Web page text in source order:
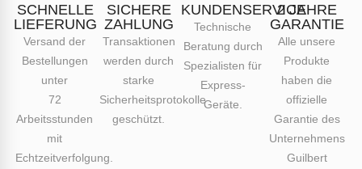
SCHNELLE
LIEFERUNG
Versand der
Bestellungen
unter
72
Arbeitsstunden
mit
Echtzeitverfolgung.
SICHERE
ZAHLUNG
Transaktionen
werden durch
starke
Sicherheitsprotokolle
geschützt.
KUNDENSERVICE
Technische
Beratung durch
Spezialisten für
Express-
Geräte.
2 JAHRE
GARANTIE
Alle unsere
Produkte
haben die
offizielle
Garantie des
Unternehmens
Guilbert